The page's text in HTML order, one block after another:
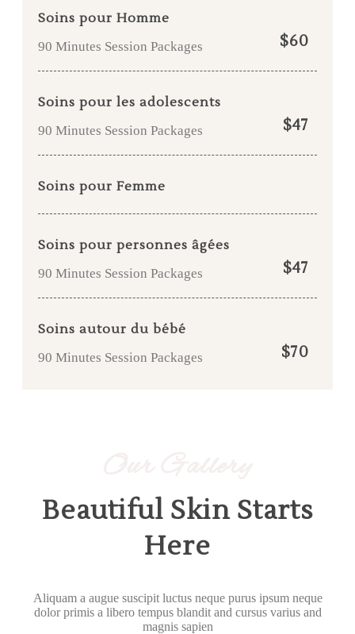
Soins pour Homme
90 Minutes Session Packages $60
Soins pour les adolescents
90 Minutes Session Packages $47
Soins pour Femme
Soins pour personnes âgées
90 Minutes Session Packages $47
Soins autour du bébé
90 Minutes Session Packages $70
Beautiful Skin Starts
Here
Aliquam a augue suscipit luctus neque purus ipsum neque
dolor primis a libero tempus blandit and cursus varius and
magnis sapien